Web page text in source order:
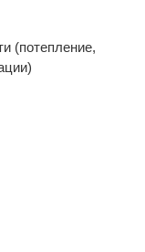
(потепление,